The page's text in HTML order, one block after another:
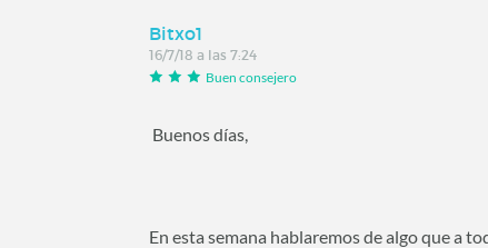
Bitxo1
16/7/18 a las 7:24
Buen consejero
Buenos días,
En esta semana hablaremos de algo que a